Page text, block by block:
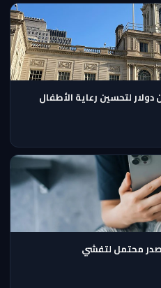
تستثمر ٢٠ مليون دولار لتحسين رعاية الأطفال
محتمل لتفشي